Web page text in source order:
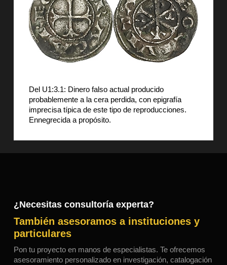
Del U1:3.1: Dinero falso actual producido
probablemente a la cera perdida, con epigrafía
imprecisa típica de este tipo de reproducciones.
Ennegrecida a propósito.
¿Necesitas consultoría experta?
También asesoramos a instituciones y
particulares
Pon tu proyecto en manos de especialistas. Te ofrecemos
asesoramiento personalizado en investigación, catalogación